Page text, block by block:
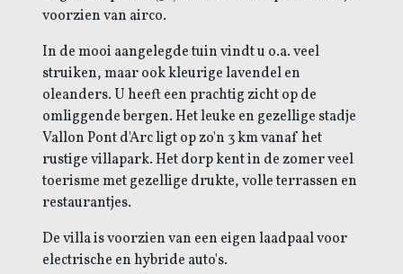
voorzien van airco.
In de mooi aangelegde tuin vindt u o.a. veel
struiken, maar ook kleurige lavendel en
oleanders. U heeft een prachtig zicht op de
omliggende bergen. Het leuke en gezellige stadje
Vallon Pont d'Arc ligt op zo'n 3 km vanaf het
rustige villapark. Het dorp kent in de zomer veel
toerisme met gezellige drukte, volle terrassen en
restaurantjes.
De villa is voorzien van een eigen laadpaal voor
electrische en hybride auto's.